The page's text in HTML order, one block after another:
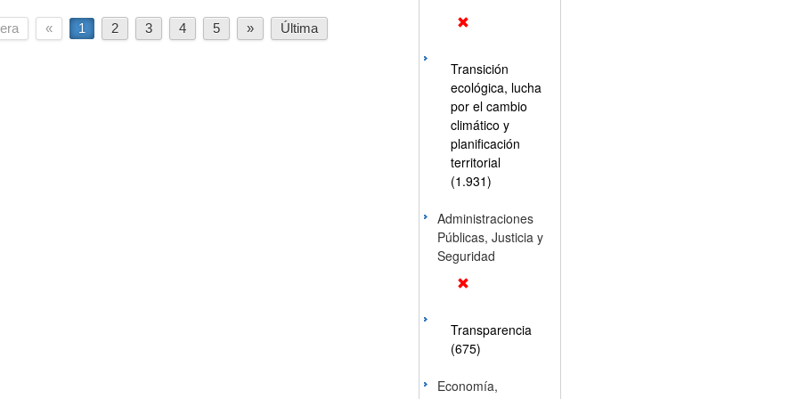
« 1 2 3 4 5 » Última
Transición
ecológica, lucha
por el cambio
climático y
planificación
territorial
(1.931)
Administraciones
Públicas, Justicia y
Seguridad
Transparencia
(675)
Economía,